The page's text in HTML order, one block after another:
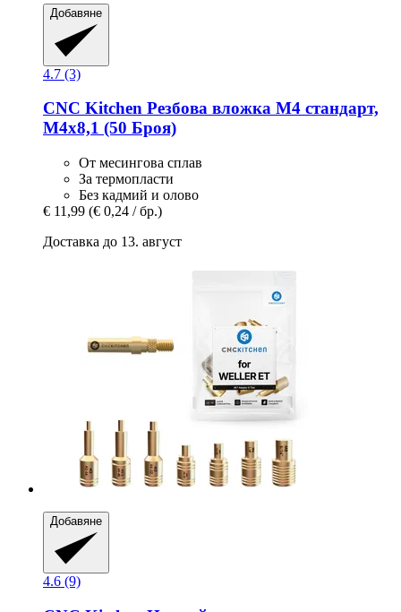
Добавяне
4.7 (3)
CNC Kitchen Резбова вложка M4 стандарт,
M4x8,1 (50 Броя)
От месингова сплав
За термопласти
Без кадмий и олово
€ 11,99 (€ 0,24 / бр.)
Доставка до 13. август
Добавяне
4.6 (9)